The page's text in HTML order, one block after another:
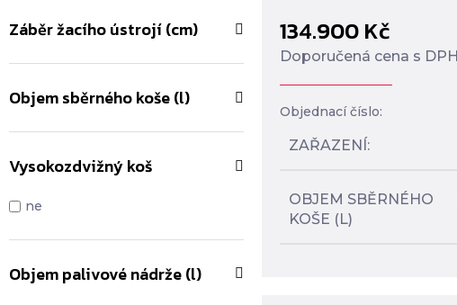
Záběr žacího ústrojí (cm)
Objem sběrného koše (l)
Vysokozdvižný koš
ne
Objem palivové nádrže (l)
134.900Kč
Doporučená cena s DPH
Objednací číslo:
ZAŘAZENÍ
OBJEM SBĚRNÉHO
KOŠE (L)